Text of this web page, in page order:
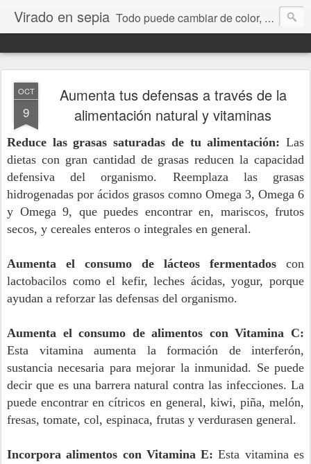
Virado en sepia Todo puede cambiar de color, depende de nosotros y de nuestra capacidad para aprender a mirar. Hablamos de sociedad, economía, empresa, política, RRHH, formación. De Historia reciente, de educación y de temas sociales.
OCT
9
Aumenta tus defensas a través de la
alimentación natural y vitaminas
Reduce las grasas saturadas de tu alimentación: Las
dietas con gran cantidad de grasas reducen la capacidad
defensiva del organismo. Reemplaza las grasas
hidrogenadas por ácidos grasos comno Omega 3, Omega 6
y Omega 9, que puedes encontrar en, mariscos, frutos
secos, y cereales enteros o integrales en general.
Aumenta el consumo de lácteos fermentados con
lactobacilos como el kefir, leches ácidas, yogur, porque
ayudan a reforzar las defensas del organismo.
Aumenta el consumo de alimentos con Vitamina C:
Esta vitamina aumenta la formación de interferón,
sustancia necesaria para mejorar la inmunidad. Se puede
decir que es una barrera natural contra las infecciones. La
puede encontrar en cítricos en general, kiwi, piña, melón,
fresas, tomate, col, espinaca, frutas y verdurasen general.
Incorpora alimentos con Vitamina E: Esta vitamina es